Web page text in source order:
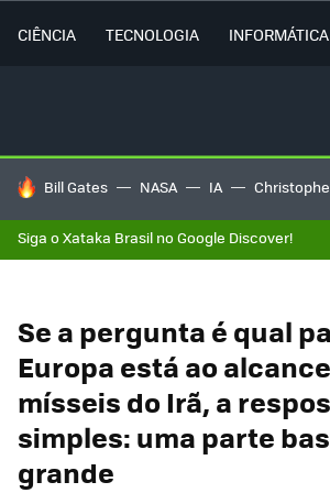
CIÊNCIA TECNOLOGIA INFORMÁTICA
TENDÊNCIAS DO DIA
Bill Gates NASA IA
Siga o Xataka Brasil no Google Discover!
Se a pergunta é qual
Europa está ao
mísseis do Irã, a
simples: uma parte
grande